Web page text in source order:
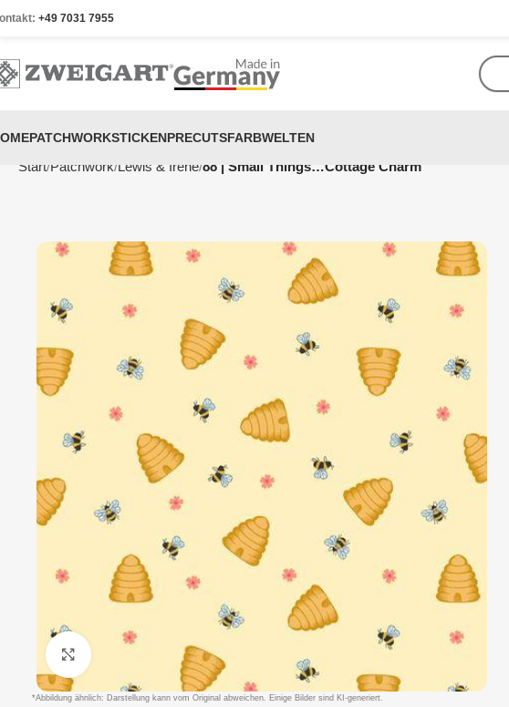
+49 7031 7955
PATCHWORKSTICKENPRECUTSFARBWELTEN
Start Patchwork Lewis & Irene 88 | Small Things…Cottage Charm
Klicken um zu vergrößern
*Abbildung ähnlich: Darstellung kann vom Original abweichen. Einige Bilder sind KI-generiert.